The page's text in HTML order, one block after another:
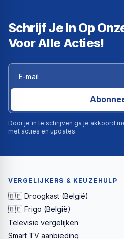
Schrijf Je In Op
Voor Alle Acties!
Door je in te schrijven ga je akkoord
met acties en updates.
VERGELIJKERS & KEUZEHULP
🇧🇪 Droogkast (België)
🇧🇪 Frigo (België)
Televisie vergelijken
Smart TV aanbieding